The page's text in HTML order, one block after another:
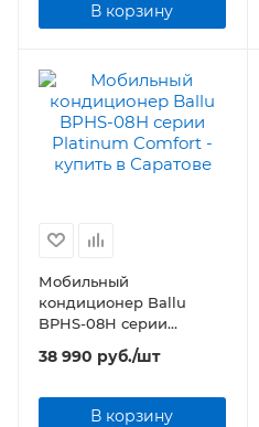
В корзину
Мобильный
кондиционер Ballu
BPHS-08H серии
Platinum Comfort
38 990 руб./шт
В корзину